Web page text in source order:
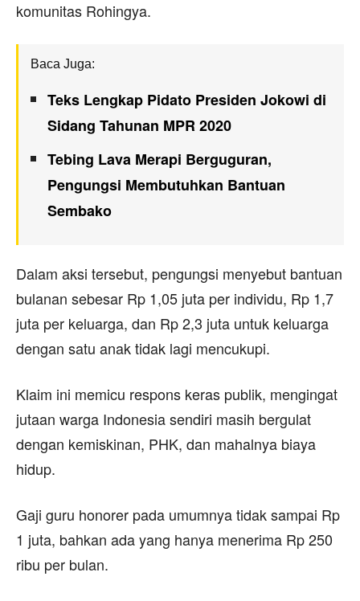
komunitas Rohingya.
Baca Juga:
Teks Lengkap Pidato Presiden Jokowi di
Sidang Tahunan MPR 2020
Tebing Lava Merapi Berguguran,
Pengungsi Membutuhkan Bantuan
Sembako
Dalam aksi tersebut, pengungsi menyebut bantuan
bulanan sebesar Rp 1,05 juta per individu, Rp 1,7
juta per keluarga, dan Rp 2,3 juta untuk keluarga
dengan satu anak tidak lagi mencukupi.
Klaim ini memicu respons keras publik, mengingat
jutaan warga Indonesia sendiri masih bergulat
dengan kemiskinan, PHK, dan mahalnya biaya
hidup.
Gaji guru honorer pada umumnya tidak sampai Rp
1 juta, bahkan ada yang hanya menerima Rp 250
ribu per bulan.